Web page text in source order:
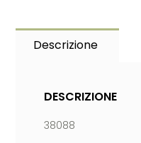
Descrizione
DESCRIZIONE
38088